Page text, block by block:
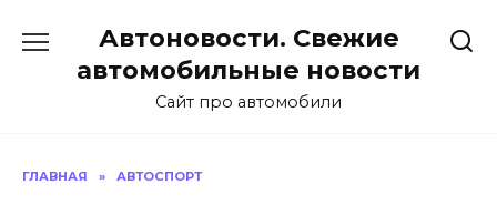
содержанию
Автоновости. Свежие
автомобильные новости
Сайт про автомобили
ГЛАВНАЯ » АВТОСПОРТ